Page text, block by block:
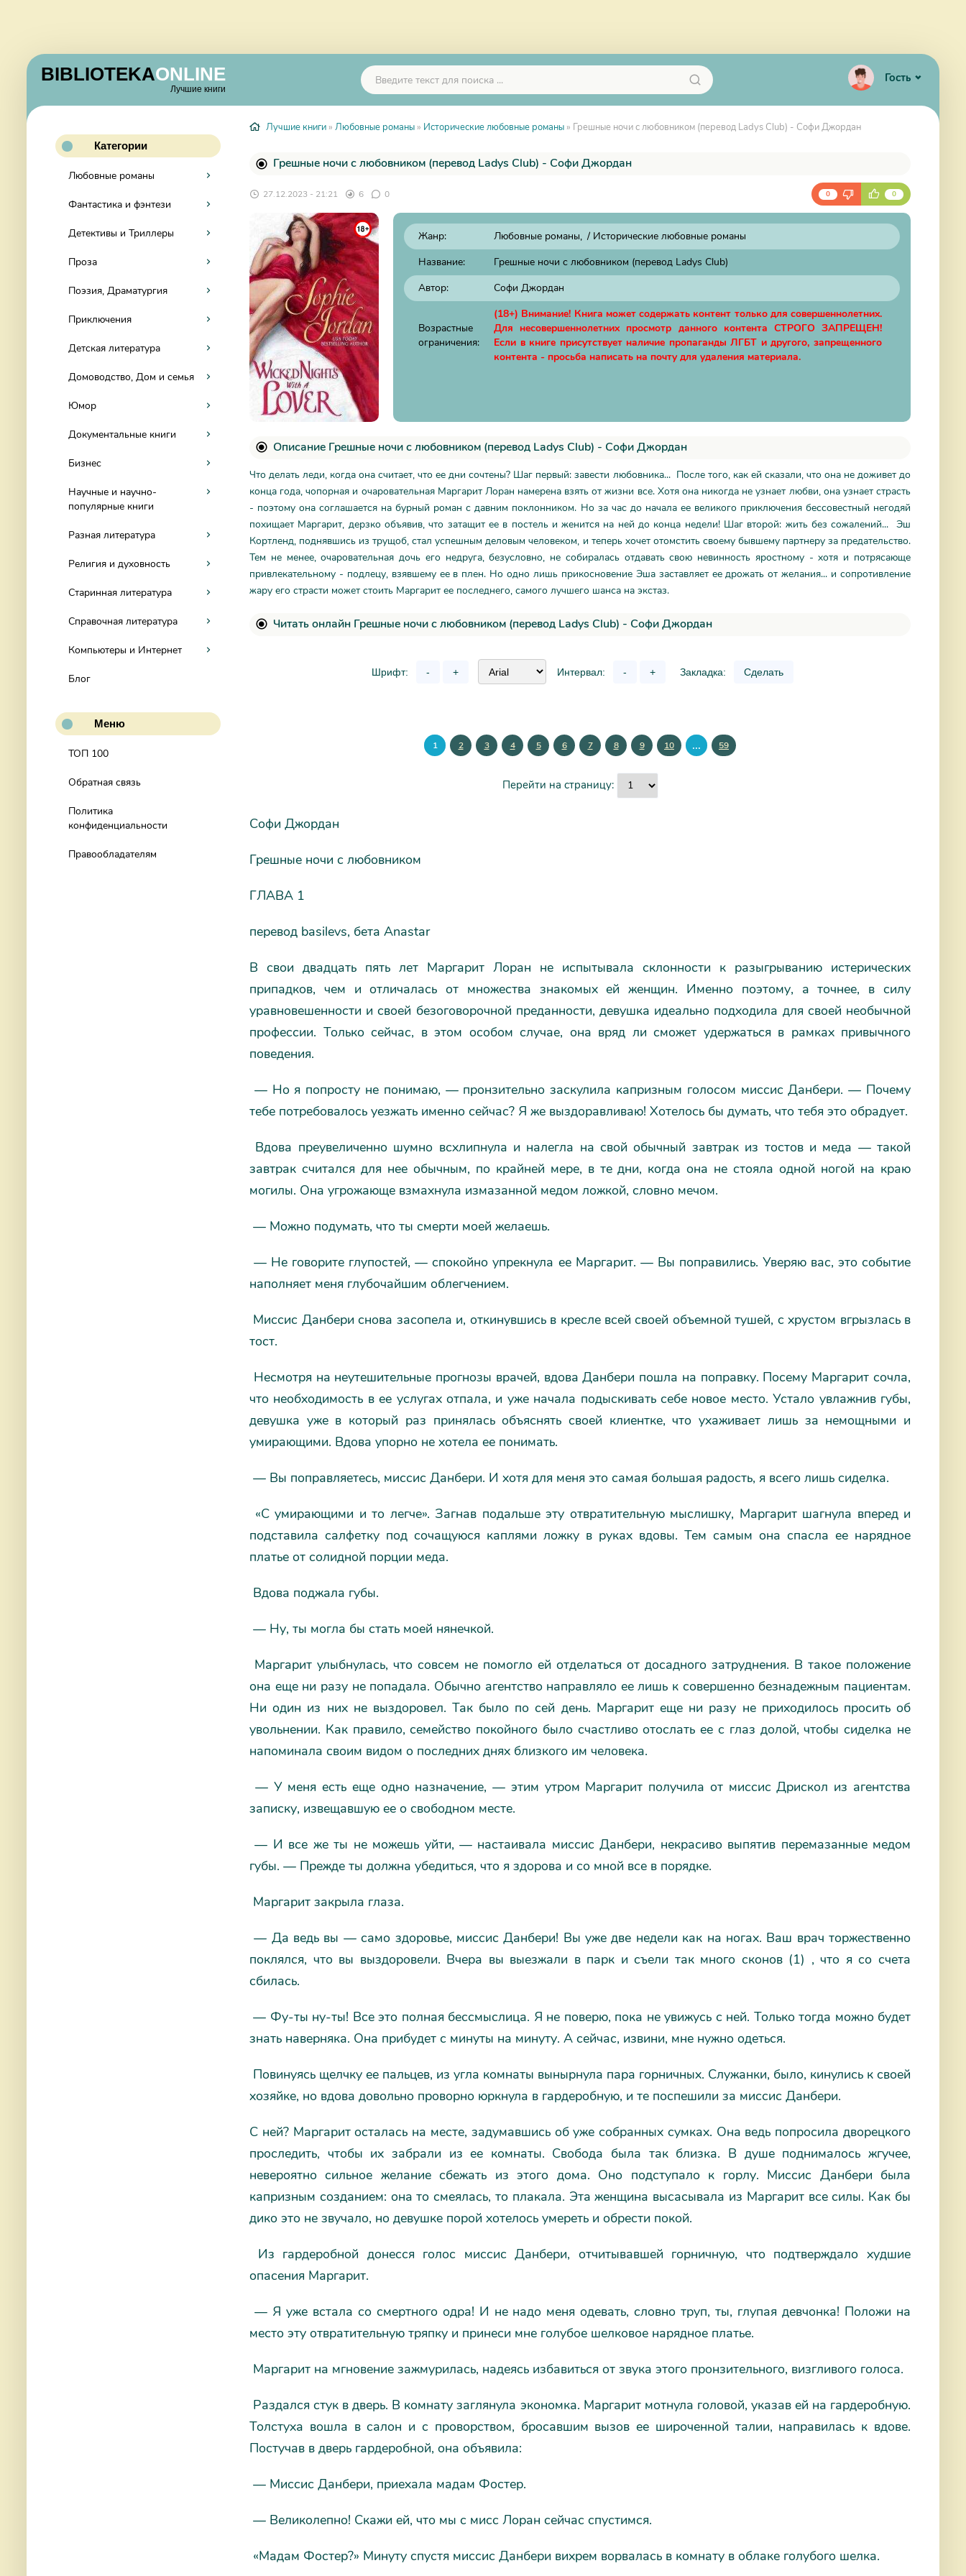
BIBLIOTEKAONLINE
Лучшие книги
Гость
Категории
Любовные романы
Фантастика и фэнтези
Детективы и Триллеры
Проза
Поэзия, Драматургия
Приключения
Детская литература
Домоводство, Дом и семья
Юмор
Документальные книги
Бизнес
Научные и научно-
популярные книги
Разная литература
Религия и духовность
Старинная литература
Справочная литература
Компьютеры и Интернет
Блог
Меню
ТОП 100
Обратная связь
Политика
конфиденциальности
Правообладателям
Лучшие книги » Любовные романы » Исторические любовные романы » Грешные ночи с любовником (перевод Ladys Club) - Софи Джордан
Грешные ночи с любовником (перевод Ladys Club) - Софи Джордан
27.12.2023 - 21:21 6 0 0 0
Жанр: Любовные романы / Исторические любовные романы
Название:
Грешные ночи с любовником (перевод Ladys Club)
Автор:
Софи Джордан
Возрастные
ограничения:
(18+) Внимание! Книга может содержать контент только для совершеннолетних.
Для несовершеннолетних просмотр данного контента СТРОГО ЗАПРЕЩЕН!
Если в книге присутствует наличие пропаганды ЛГБТ и другого, запрещенного
контента - просьба написать на почту для удаления материала.
Описание Грешные ночи с любовником (перевод Ladys Club) - Софи Джордан
Что делать леди, когда она считает, что ее дни сочтены? Шаг первый: завести любовника... После того, как ей сказали, что она не доживет до
конца года, чопорная и очаровательная Маргарит Лоран намерена взять от жизни все. Хотя она никогда не узнает любви, она узнает страсть
- поэтому она соглашается на бурный роман с давним поклонником. Но за час до начала ее великого приключения бессовестный негодяй
похищает Маргарит, дерзко объявив, что затащит ее в постель и женится на ней до конца недели! Шаг второй: жить без сожалений... Эш
Кортленд, поднявшись из трущоб, стал успешным деловым человеком, и теперь хочет отомстить своему бывшему партнеру за предательство.
Тем не менее, очаровательная дочь его недруга, безусловно, не собиралась отдавать свою невинность яростному - хотя и потрясающе
привлекательному - подлецу, взявшему ее в плен. Но одно лишь прикосновение Эша заставляет ее дрожать от желания... и сопротивление
жару его страсти может стоить Маргарит ее последнего, самого лучшего шанса на экстаз.
Читать онлайн Грешные ночи с любовником (перевод Ladys Club) - Софи Джордан
Шрифт: - + Интервал: - + Закладка: Сделать
1 2 3 4 5 6 7 8 9 10 ... 59
Перейти на страницу:
Софи Джордан
Грешные ночи с любовником
ГЛАВА 1
перевод basilevs, бета Anastar
В свои двадцать пять лет Маргарит Лоран не испытывала склонности к разыгрыванию истерических
припадков, чем и отличалась от множества знакомых ей женщин. Именно поэтому, а точнее, в силу
уравновешенности и своей безоговорочной преданности, девушка идеально подходила для своей необычной
профессии. Только сейчас, в этом особом случае, она вряд ли сможет удержаться в рамках привычного
поведения.
— Но я попросту не понимаю, — пронзительно заскулила капризным голосом миссис Данбери. — Почему
тебе потребовалось уезжать именно сейчас? Я же выздоравливаю! Хотелось бы думать, что тебя это обрадует.
Вдова преувеличенно шумно всхлипнула и налегла на свой обычный завтрак из тостов и меда — такой
завтрак считался для нее обычным, по крайней мере, в те дни, когда она не стояла одной ногой на краю
могилы. Она угрожающе взмахнула измазанной медом ложкой, словно мечом.
— Можно подумать, что ты смерти моей желаешь.
— Не говорите глупостей, — спокойно упрекнула ее Маргарит. — Вы поправились. Уверяю вас, это событие
наполняет меня глубочайшим облегчением.
Миссис Данбери снова засопела и, откинувшись в кресле всей своей объемной тушей, с хрустом вгрызлась в
тост.
Несмотря на неутешительные прогнозы врачей, вдова Данбери пошла на поправку. Посему Маргарит сочла,
что необходимость в ее услугах отпала, и уже начала подыскивать себе новое место. Устало увлажнив губы,
девушка уже в который раз принялась объяснять своей клиентке, что ухаживает лишь за немощными и
умирающими. Вдова упорно не хотела ее понимать.
— Вы поправляетесь, миссис Данбери. И хотя для меня это самая большая радость, я всего лишь сиделка.
«С умирающими и то легче». Загнав подальше эту отвратительную мыслишку, Маргарит шагнула вперед и
подставила салфетку под сочащуюся каплями ложку в руках вдовы. Тем самым она спасла ее нарядное
платье от солидной порции меда.
Вдова поджала губы.
— Ну, ты могла бы стать моей нянечкой.
Маргарит улыбнулась, что совсем не помогло ей отделаться от досадного затруднения. В такое положение
она еще ни разу не попадала. Обычно агентство направляло ее лишь к совершенно безнадежным пациентам.
Ни один из них не выздоровел. Так было по сей день. Маргарит еще ни разу не приходилось просить об
увольнении. Как правило, семейство покойного было счастливо отослать ее с глаз долой, чтобы сиделка не
напоминала своим видом о последних днях близкого им человека.
— У меня есть еще одно назначение, — этим утром Маргарит получила от миссис Дрискол из агентства
записку, извещавшую ее о свободном месте.
— И все же ты не можешь уйти, — настаивала миссис Данбери, некрасиво выпятив перемазанные медом
губы. — Прежде ты должна убедиться, что я здорова и со мной все в порядке.
Маргарит закрыла глаза.
— Да ведь вы — само здоровье, миссис Данбери! Вы уже две недели как на ногах. Ваш врач торжественно
поклялся, что вы выздоровели. Вчера вы выезжали в парк и съели так много сконов (1) , что я со счета
сбилась.
— Фу-ты ну-ты! Все это полная бессмыслица. Я не поверю, пока не увижусь с ней. Только тогда можно будет
знать наверняка. Она прибудет с минуты на минуту. А сейчас, извини, мне нужно одеться.
Повинуясь щелчку ее пальцев, из угла комнаты вынырнула пара горничных. Служанки, было, кинулись к своей
хозяйке, но вдова довольно проворно юркнула в гардеробную, и те поспешили за миссис Данбери.
С ней? Маргарит осталась на месте, задумавшись об уже собранных сумках. Она ведь попросила дворецкого
проследить, чтобы их забрали из ее комнаты. Свобода была так близка. В душе поднималось жгучее,
невероятно сильное желание сбежать из этого дома. Оно подступало к горлу. Миссис Данбери была
капризным созданием: она то смеялась, то плакала. Эта женщина высасывала из Маргарит все силы. Как бы
дико это не звучало, но девушке порой хотелось умереть и обрести покой.
Из гардеробной донесся голос миссис Данбери, отчитывавшей горничную, что подтверждало худшие
опасения Маргарит.
— Я уже встала со смертного одра! И не надо меня одевать, словно труп, ты, глупая девчонка! Положи на
место эту отвратительную тряпку и принеси мне голубое шелковое нарядное платье.
Маргарит на мгновение зажмурилась, надеясь избавиться от звука этого пронзительного, визгливого голоса.
Раздался стук в дверь. В комнату заглянула экономка. Маргарит мотнула головой, указав ей на гардеробную.
Толстуха вошла в салон и с проворством, бросавшим вызов ее широченной талии, направилась к вдове.
Постучав в дверь гардеробной, она объявила:
— Миссис Данбери, приехала мадам Фостер.
— Великолепно! Скажи ей, что мы с мисс Лоран сейчас спустимся.
«Мадам Фостер?» Минуту спустя миссис Данбери вихрем ворвалась в комнату в облаке голубого шелка.